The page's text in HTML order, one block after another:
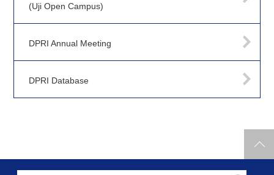
(Uji Open Campus)
DPRI Annual Meeting
DPRI Database